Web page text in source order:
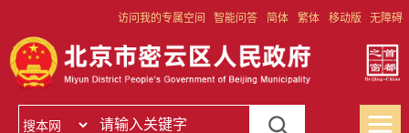
访问我的专属空间 智能问答 简体 繁体 移动版 无障碍